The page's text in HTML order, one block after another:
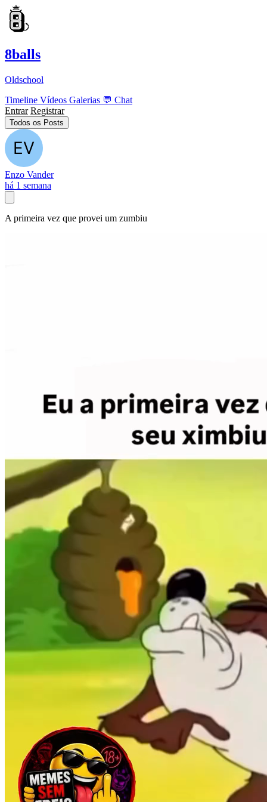
8balls
Oldschool
Timeline Vídeos Galerias 💬 Chat
Entrar Registrar
Todos os Posts
Enzo Vander
há 1 semana
A primeira vez que provei um zumbiu